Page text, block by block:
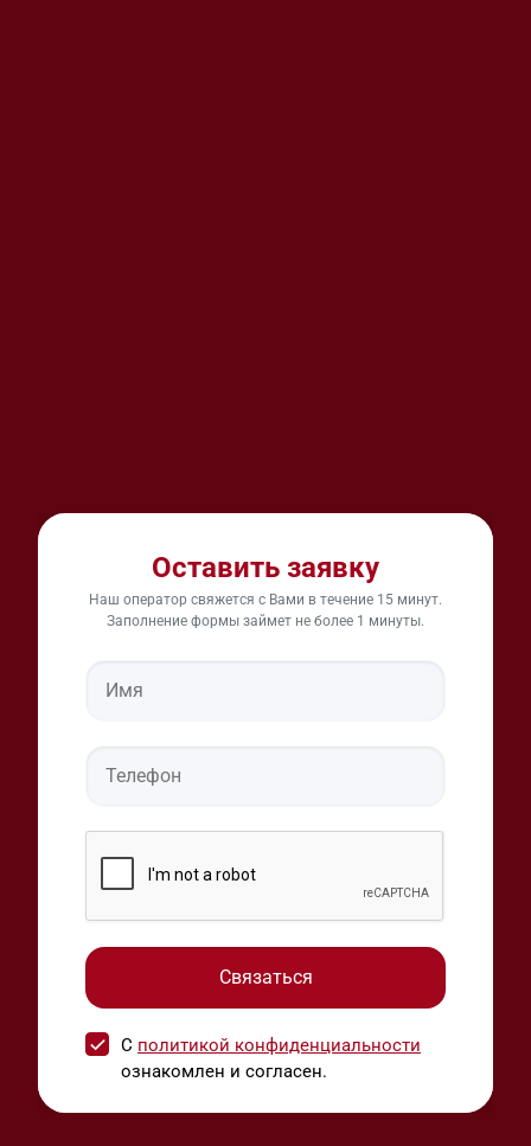
Оставить заявку
Наш оператор свяжется с Вами в течение 15 минут.
Заполнение формы займет не более 1 минуты.
С политикой конфиденциальности
ознакомлен и согласен.